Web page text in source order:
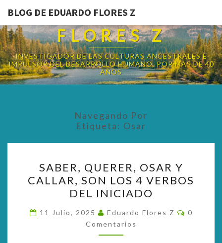
BLOG DE EDUARDO FLORES Z
BLOG DE EDUARDO
FLORES Z
INVESTIGADOR DE LAS CULTURAS ANCESTRALES E
IMPULSOR DEL DESARROLLO HUMANO, POR MÁS DE 40
AÑOS
Navegando Por
Etiqueta: Osar
QUERER,
OSAR
Y
CALLAR,
SON
LOS
SABER, QUERER, OSAR Y
CALLAR, SON LOS 4 VERBOS
DEL INICIADO
11 Julio, 2025 Eduardo Flores Z
0
Comentarios